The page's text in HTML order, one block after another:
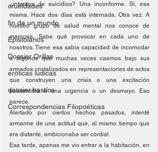
crueldades
fin de un mundo
Epistolarios
Dossier Orillas
eróticas lúdicas
dossier hastíos
Correspondencias Filopoéticas
¿intentos de suicidios? Una inconforme. Sí, esa
misma. Hace dos días está internada. Otra vez. A
nuestro grupo de salud mental nos conoce de
memoria. Sabe qué provocar en cada uno de
nosotros. Tiene esa sabia capacidad de incomodar
a algunos que muchas veces caemos bajo sus
armados cristalizados en representaciones de actos
que construyen una crisis o una excitación
psicomotriz o una urgencia o un desmayo. Eso
parece.
Alertado por ciertos hechos pasados, intenté
armarme de una actitud que, al mismo tiempo que
era distante, ambicionaba ser cordial.
Esa tarde, apenas me vio entrar a la habitación, en